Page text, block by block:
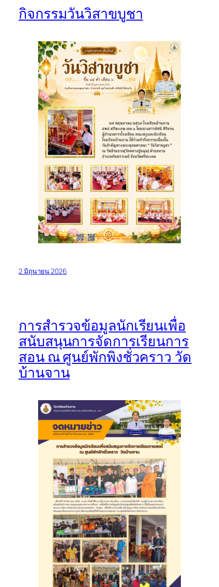
กิจกรรมวันวิสาขบูชา
2 มิถุนายน 2026
การสำรวจข้อมูลนักเรียนเพื่อ
สนับสนุนการจัดการเรียนการ
สอน ณ ศูนย์พักพิงชั่วคราว วัด
บ้านจาน